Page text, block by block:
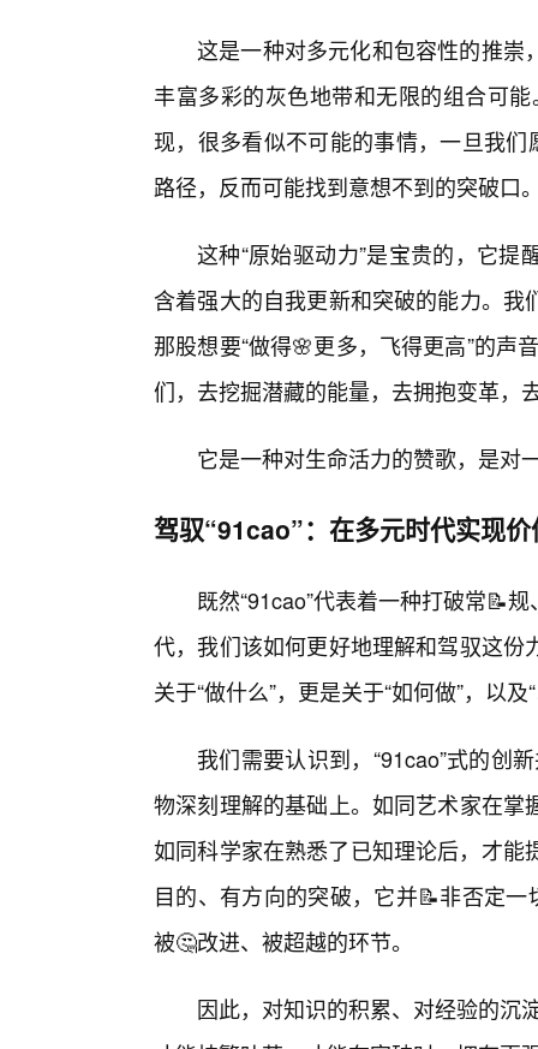
这是一种对多元化和包容性的推崇
丰富多彩的灰色地带和无限的组合可
现，很多看似不可能的事情，一旦我
路径，反而可能找到意想不到的突破口
这种“原始驱动力”是宝贵的，它
含着强大的自我更新和突破的能力。
那股想要“做得🌸更多，飞得更高”的声
们，去挖掘潜藏的能量，去拥抱变革，
它是一种对生命活力的赞歌，是对
驾驭“91cao”：在多元时代实现
既然“91cao”代表着一种打破常📝
代，我们该如何更好地理解和驾驭这
关于“做什么”，更是关于“如何做”，以
我们需要认识到，“91cao”式的创
物深刻理解的基础上。如同艺术家在
如同科学家在熟悉了已知理论后，才能
目的、有方向的突破，它并📝非否定
被🤔改进、被超越的环节。
因此，对知识的积累、对经验的沉